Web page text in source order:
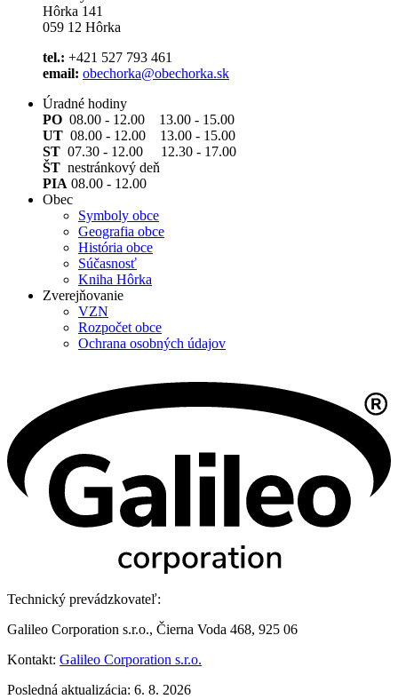
Hôrka 141
059 12 Hôrka
tel.: +421 527 793 461
email: obechorka@obechorka.sk
Úradné hodiny
PO 08.00 - 12.00 13.00 - 15.00
UT 08.00 - 12.00 13.00 - 15.00
ST 07.30 - 12.00 12.30 - 17.00
ŠT nestránkový deň
PIA 08.00 - 12.00
Obec
Symboly obce
Geografia obce
História obce
Súčasnosť
Kniha Hôrka
Zverejňovanie
VZN
Rozpočet obce
Ochrana osobných údajov
Technický prevádzkovateľ:
Galileo Corporation s.r.o., Čierna Voda 468, 925 06
Kontakt: Galileo Corporation s.r.o.
Posledná aktualizácia: 6. 8. 2026